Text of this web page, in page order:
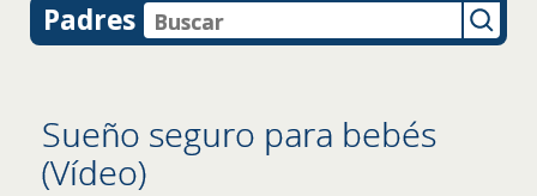
Padres
Sueño seguro para bebés
(Vídeo)